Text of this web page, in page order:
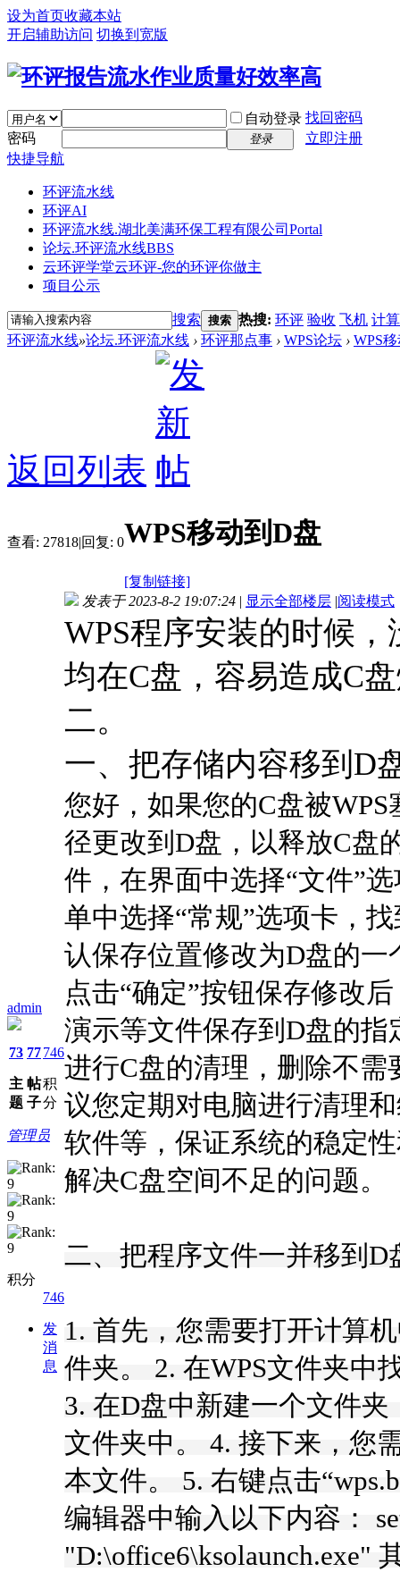
设为首页收藏本站
开启辅助访问 切换到宽版
自动登录 找回密码
密码
登录
立即注册
快捷导航
环评流水线
环评AI
环评流水线.湖北美满环保工程有限公司 Portal
论坛.环评流水线BBS
云环评学堂云环评-您的环评你做主
项目公示
搜索 搜索 热搜: 环评 验收 飞机 计算
环评流水线»论坛.环评流水线 › 环评那点事 › WPS论坛 › WPS
返回列表
查看: 27818|回复: 0WPS移动到D盘
[复制链接]
admin
73
主
题
77
帖
子
746
积
分
管理员
积分
746
发
消
息
发表于 2023-8-2 19:07:24 | 显示全部楼层 |阅读模式
WPS程序安装的时候
均在C盘，容易造成C
二。
一、把存储内容移到D
您好，如果您的C盘被
径更改到D盘，以释放C盘
件，在界面中选择“文件”
单中选择“常规”选项卡，
认保存位置修改为D盘的一
点击“确定”按钮保存修改
演示等文件保存到D盘的
进行C盘的清理，删除不
议您定期对电脑进行清理
软件等，保证系统的稳定
解决C盘空间不足的问题。
二、把程序文件一并移到D
1. 首先，您需要打开计算
件夹。 2. 在WPS文件夹中
3. 在D盘中新建一个文件
文件夹中。 4. 接下来，您
本文件。 5. 右键点击
编辑器中输入以下内容：
"D:\office6\ksolaunch.exe"